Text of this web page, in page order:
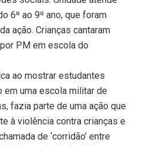
6º ao 9º ano, que foram
ação. Crianças cantaram
PM em escola do
ao mostrar estudantes
em uma escola militar de
fazia parte de uma ação que
à violência contra crianças e
de ‘corridão’ entre